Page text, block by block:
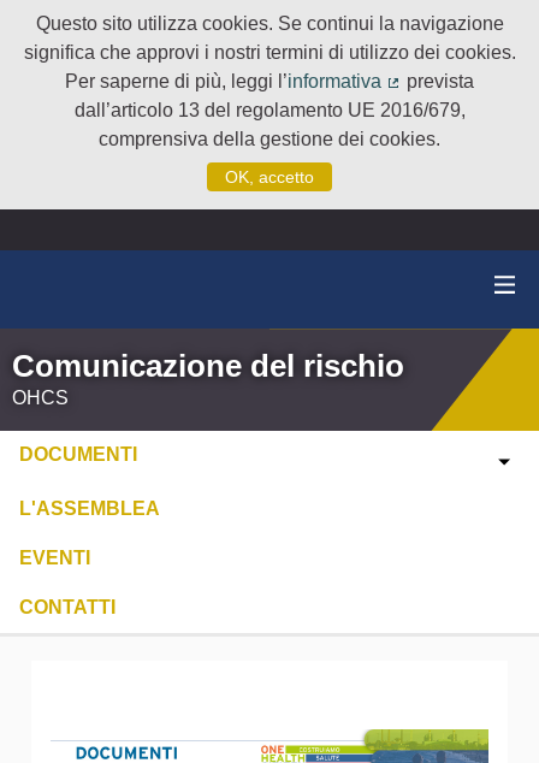
Questo sito utilizza cookies. Se continui la navigazione
significa che approvi i nostri termini di utilizzo dei cookies.
Per saperne di più, leggi l’informativa
(Collegamento
prevista
dall’articolo 13 del regolamento UE 2016/679,
comprensiva della gestione dei cookies.
OK, accetto
Comunicazione del rischio
OHCS
DOCUMENTI
L'ASSEMBLEA
EVENTI
CONTATTI